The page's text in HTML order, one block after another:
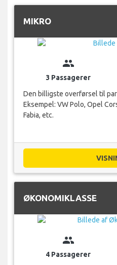
MIKRO
group
3 Passagerer
Den billigste overførsel til
Eksempel: VW Polo, Opel
Fabia, etc.
ØKONOMIKLASSE
group
4 Passagerer